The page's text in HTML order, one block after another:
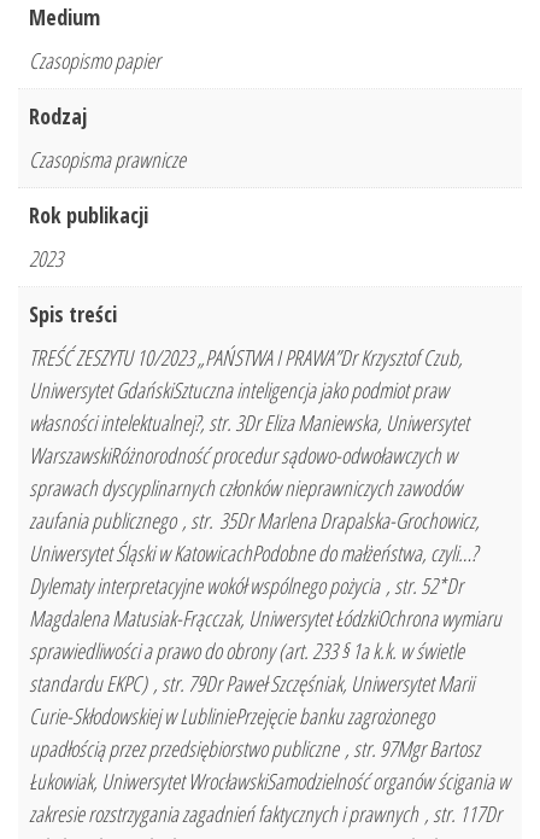
Medium
Czasopismo papier
Rodzaj
Czasopisma prawnicze
Rok publikacji
2023
Spis treści
TREŚĆ ZESZYTU 10/2023 „PAŃSTWA I PRAWA”Dr Krzysztof Czub,
Uniwersytet GdańskiSztuczna inteligencja jako podmiot praw
własności intelektualnej?, str. 3Dr Eliza Maniewska, Uniwersytet
WarszawskiRóżnorodność procedur sądowo-odwoławczych w
sprawach dyscyplinarnych członków nieprawniczych zawodów
zaufania publicznego , str. 35Dr Marlena Drapalska-Grochowicz,
Uniwersytet Śląski w KatowicachPodobne do małżeństwa, czyli…?
Dylematy interpretacyjne wokół wspólnego pożycia , str. 52*Dr
Magdalena Matusiak-Frącczak, Uniwersytet ŁódzkiOchrona wymiaru
sprawiedliwości a prawo do obrony (art. 233 § 1a k.k. w świetle
standardu EKPC) , str. 79Dr Paweł Szczęśniak, Uniwersytet Marii
Curie-Skłodowskiej w LubliniePrzejęcie banku zagrożonego
upadłością przez przedsiębiorstwo publiczne , str. 97Mgr Bartosz
Łukowiak, Uniwersytet WrocławskiSamodzielność organów ścigania w
zakresie rozstrzygania zagadnień faktycznych i prawnych , str. 117Dr